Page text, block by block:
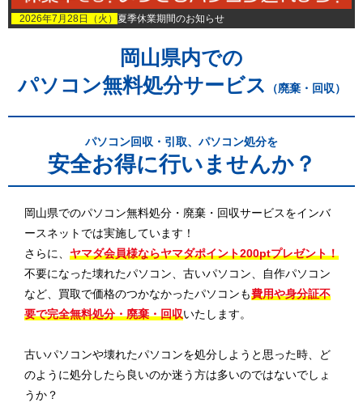
2026年7月28日（火） 夏季休業期間のお知らせ
岡山県内での
パソコン無料処分サービス
（廃棄・回収）
パソコン回収・引取、パソコン処分を
安全お得に行いませんか？
岡山県でのパソコン無料処分・廃棄・回収サービスをインバ
ースネットでは実施しています！
さらに、 ヤマダ会員様ならヤマダポイント200ptプレゼント！
不要になった壊れたパソコン、古いパソコン、自作パソコン
など、買取で価格のつかなかったパソコンも費用や身分証不
要で完全無料処分・廃棄・回収いたします。
古いパソコンや壊れたパソコンを処分しようと思った時、ど
のように処分したら良いのか迷う方は多いのではないでしょ
うか？